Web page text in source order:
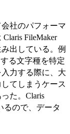
社のパフォーマ
FileMaker
出している。例
る文字種を特定
力する際に、大
てしまうケース
た。Claris
るので、データ